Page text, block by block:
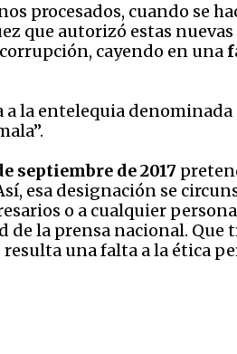
procesados, cuando se
que autorizó estas
cayendo en una
a la entelequia denominada
septiembre de 2017
esa designación se
o a cualquier
de la prensa nacional. Que
una falta a la ética